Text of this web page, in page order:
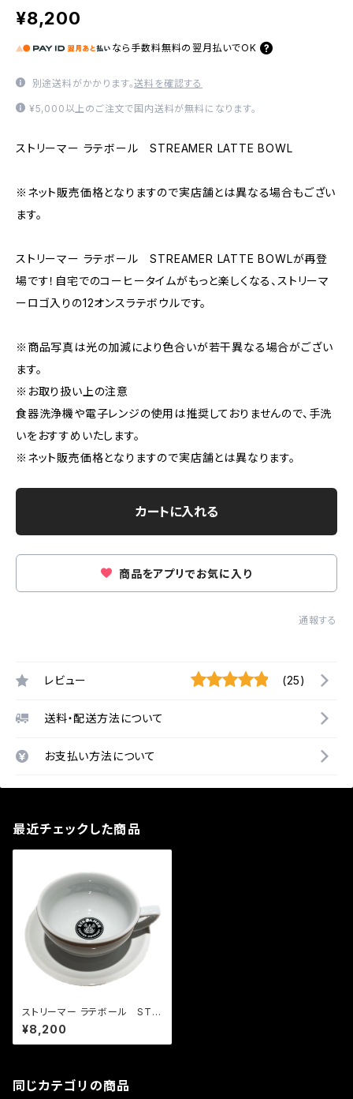
¥8,200
なら 手数料無料の 翌月払いでOK
別途送料がかかります。送料を確認する
¥5,000以上のご注文で国内送料が無料になります。
ストリーマー ラテボール STREAMER LATTE BOWL
※ネット販売価格となりますので実店舗とは異なる場合もござい
ます。
ストリーマー ラテボール STREAMER LATTE BOWLが再登
場です！自宅でのコーヒータイムがもっと楽しくなる、ストリーマ
ーロゴ入りの12オンスラテボウルです。
※商品写真は光の加減により色合いが若干異なる場合がござい
ます。
※お取り扱い上の注意
食器洗浄機や電子レンジの使用は推奨しておりませんので、手洗
いをおすすめいたします。
※ネット販売価格となりますので実店舗とは異なります。
カートに入れる
商品をアプリでお気に入り
通報する
レビュー (25)
送料・配送方法について
お支払い方法について
最近チェックした商品
ストリーマー ラテボール STR
EAMER LATTE BOWL 12oz
¥8,200
同じカテゴリの商品